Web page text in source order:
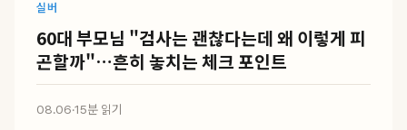
실버
60대 부모님 "검사는 괜찮다는데 왜 이렇게 피
곤할까"…흔히 놓치는 체크 포인트
08.06·15분 읽기